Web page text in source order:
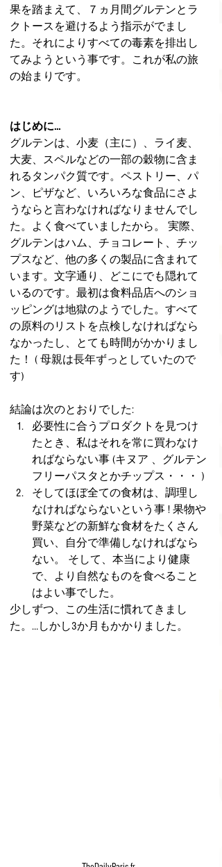
果を踏まえて、７ヵ月間グルテンとラ
クトースを避けるよう指示がでまし
た。それによりすべての毒素を排出し
てみようという事です。これが私の旅
の始まりです。
はじめに…
グルテンは、小麦（主に）、ライ麦、
大麦、スペルなどの一部の穀物に含ま
れるタンパク質です。ペストリー、パ
ン、ピザなど、いろいろな食品にさよ
うならと言わなければなりませんでし
た。よく食べていましたから。 実際、
グルテンはハム、チョコレート、チッ
プスなど、他の多くの製品に含まれて
います。文字通り、どこにでも隠れて
いるのです。最初は食料品店へのショ
ッピングは地獄のようでした。すべて
の原料のリストを点検しなければなら
なかったし、とても時間がかかりまし
た！ ( 母親は長年ずっとしていたので
す)
結論は次のとおりでした:
必要性に合うプロダクトを見つけ
たとき、私はそれを常に買わなけ
ればならない事 (キヌア 、グルテン
フリーパスタとかチップス・・・ )
そしてほぼ全ての食材は、調理し
なければならないという事 ! 果物や
野菜などの新鮮な食材をたくさん
買い、自分で準備しなければなら
ない。 そして、本当により健康
で、より自然なものを食べること
はよい事でした。
少しずつ、この生活に慣れてきまし
た。…しかし3か月もかかりました。